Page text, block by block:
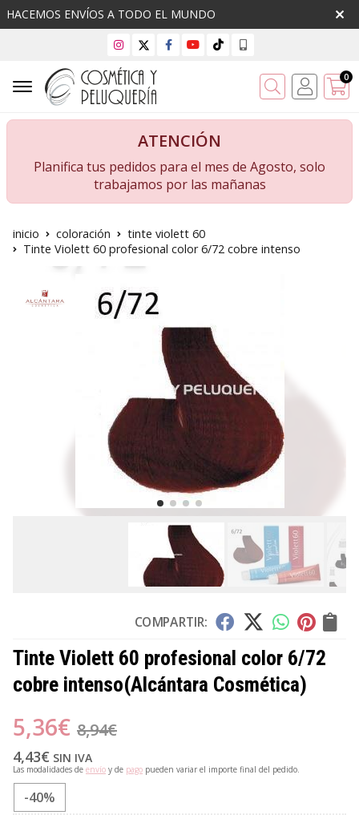
HACEMOS ENVÍOS A TODO EL MUNDO
Buscar 0
ATENCIÓN
Planifica tus pedidos para el mes de Agosto, solo
trabajamos por las mañanas
inicio coloración
tinte violett 60
Tinte Violett 60 profesional color 6/72 cobre intenso
COMPARTIR:
Tinte Violett 60 profesional color 6/72
cobre intenso(Alcántara Cosmética)
5,36€ 8,94€
4,43€ SIN IVA
Las modalidades de envío y de pago pueden variar el importe final del pedido.
-40%